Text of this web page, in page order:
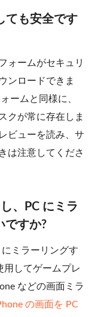
ても安全です
ォームがセキュリ
ンロードできま
ームと同様に、
クが常に存在しま
ビューを読み、サ
は注意してくださ
、PC にミラ
ですか?
ミラーリングす
用してゲームプレ
などの画面ミラ
の画面を PC